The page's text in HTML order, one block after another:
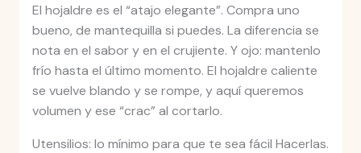
El hojaldre es el “atajo elegante”. Compra uno
bueno, de mantequilla si puedes. La diferencia se
nota en el sabor y en el crujiente. Y ojo: mantenlo
frío hasta el último momento. El hojaldre caliente
se vuelve blando y se rompe, y aquí queremos
volumen y ese “crac” al cortarlo.
Utensilios: lo mínimo para que te sea fácil Hacerlas.